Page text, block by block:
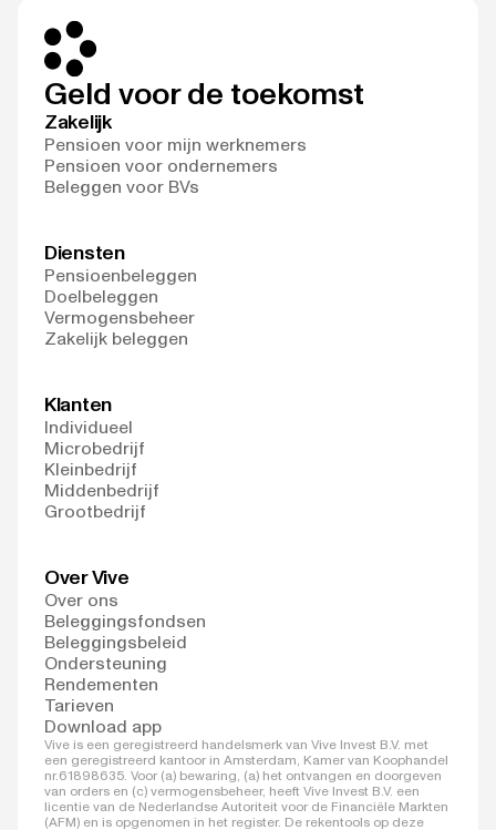
Geld voor de toekomst
Zakelijk
Pensioen voor mijn werknemers
Pensioen voor ondernemers
Beleggen voor BVs
Diensten
Pensioenbeleggen
Doelbeleggen
Vermogensbeheer
Zakelijk beleggen
Klanten
Individueel
Microbedrijf
Kleinbedrijf
Middenbedrijf
Grootbedrijf
Over Vive
Over ons
Beleggingsfondsen
Beleggingsbeleid
Ondersteuning
Rendementen
Tarieven
Download app
Vive is een geregistreerd handelsmerk van Vive Invest B.V. met
een geregistreerd kantoor in Amsterdam, Kamer van Koophandel
nr.61898635. Voor (a) bewaring, (a) het ontvangen en doorgeven
van orders en (c) vermogensbeheer, heeft Vive Invest B.V. een
licentie van de Nederlandse Autoriteit voor de Financiële Markten
(AFM) en is opgenomen in het register. De rekentools op deze